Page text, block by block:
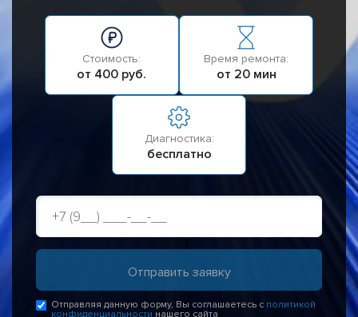
Стоимость:
от 400 руб.
Время ремонта:
от 20 мин
Диагностика:
бесплатно
Отправляя данную форму, Вы соглашаетесь с политикой
конфиденциальности нашего сайта